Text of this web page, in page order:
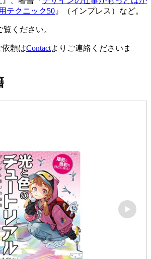
テクニック50 』（インプレス）など。
覧ください。
依頼はContactよりご連絡くださいま